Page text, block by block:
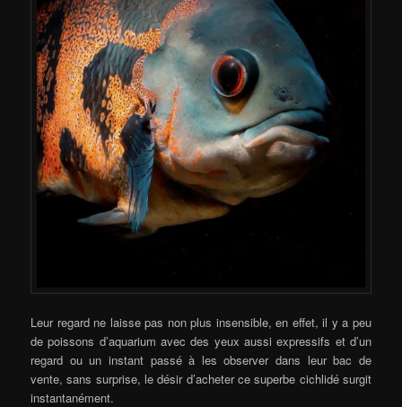
Leur regard ne laisse pas non plus insensible, en effet, il y a peu
de poissons d’aquarium avec des yeux aussi expressifs et d’un
regard ou un instant passé à les observer dans leur bac de
vente, sans surprise, le désir d’acheter ce superbe cichlidé surgit
instantanément.